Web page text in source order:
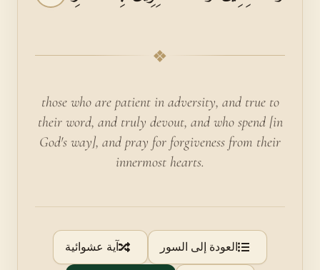
❖
those who are patient in adversity, and true to
their word, and truly devout, and who spend [in
God's way], and pray for forgiveness from their
innermost hearts.
العودة إلى السور آية عشوائية